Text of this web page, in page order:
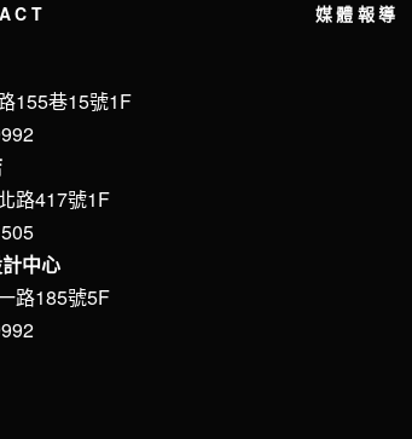
155巷15號1F
路417號1F
中心
路185號5F
媒體報導